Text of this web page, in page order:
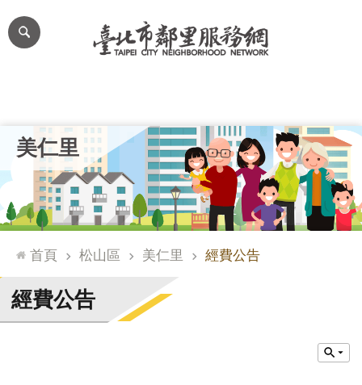
跳到主要內容區塊
網
站
台
通
臺
北
市
美仁里
首頁 松山區 美仁里 經費公告
經費公告